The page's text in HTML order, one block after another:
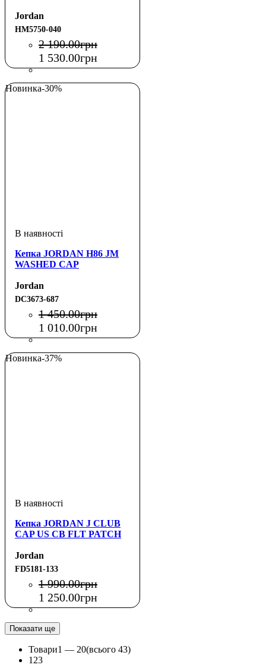
Jordan
HM5750-040
2 190.00грн
1 530.00грн
Новинка-30%
Кепка JORDAN H86 JM
WASHED CAP
Jordan
DC3673-687
1 450.00грн
1 010.00грн
Новинка-37%
Кепка JORDAN J CLUB
CAP US CB FLT PATCH
Jordan
FD5181-133
1 990.00грн
1 250.00грн
Показати ще
Товари1 — 20(всього 43)
1 23